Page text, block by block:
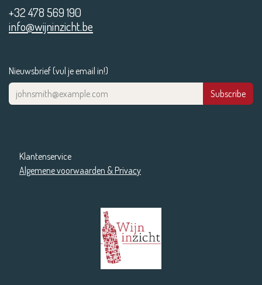
+32 478 569 190
info@wijninzicht.be
Nieuwsbrief (vul je email in!)
Subscribe
Klantenservice
Algemene voorwaarden & Privacy